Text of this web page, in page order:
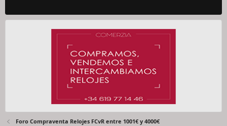
Foro Compraventa Relojes FCvR entre 1001€ y 4000€